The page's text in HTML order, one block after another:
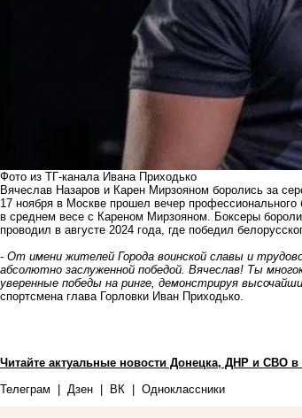
Фото из ТГ-канала Ивана Приходько
Вячеслав Назаров и Карен Мирзояном боролись за
17 ноября в Москве прошел вечер
в среднем весе с Кареном Мирзояном. Боксеры
проводил в августе 2024 года, где победил
- От имени жителей Города воинской славы и
абсолютно заслуженной победой. Вячеслав! Ты
уверенные победы на ринге, демонстрируя
спортсмена глава Горловки Иван Приходько.
Читайте актуальные новости Донецка, ДНР и СВО в
Телеграм
Дзен ВК Одноклассники